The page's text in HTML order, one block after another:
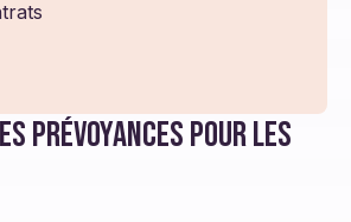
prévoyances pour les